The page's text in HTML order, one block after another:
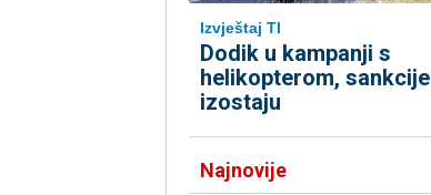
Izvještaj TI
Dodik u kampanji s
helikopterom, sankcije
izostaju
Najnovije